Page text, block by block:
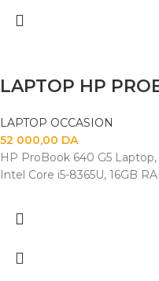
LAPTOP HP
LAPTOP OCCASION
52 000,00 DA
HP ProBook 640 G5
Intel Core i5-8365U, 16GB